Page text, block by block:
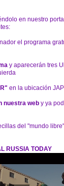
en nuestro
el programa
y aparecerán tres
en la ubicación
nuestra web y ya
del "mundo
RUSSIA TODAY